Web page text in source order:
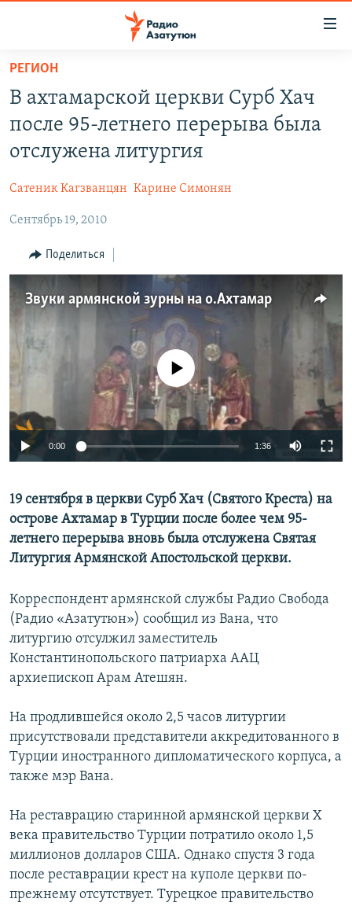
Перейти
основному
содержанию
основной
Перейти
поиску
ЭКОНОМИКА
РЕГИОН
НАГОРНЫЙ КАРАБАХ
КУЛЬТУРА
СПОРТ
АРХИВ
Հայերեն
English
Русский
РЕГИОН
В ахтамарской церкви Сурб Хач
после 95-летнего перерыва была
отслужена литургия
Сатеник Кагзванцян Карине Симонян
Сентябрь 19, 2010
Поделиться
Звуки армянской зурны на о.Ахтамар
No media source currently available
0:00 1:36
19 сентября в церкви Сурб Хач (Святого Креста) на
острове Ахтамар в Турции после более чем 95-
летнего перерыва вновь была отслужена Святая
Литургия Армянской Апостольской церкви.
Корреспондент армянской службы Радио Свобода
(Радио «Азатутюн») сообщил из Вана, что
литургию отсулжил заместитель
Константинопольского патриарха ААЦ
архиепископ Арам Атешян.
На продлившейся около 2,5 часов литургии
присутствовали представители аккредитованного в
Турции иностранного дипломатического корпуса, а
также мэр Вана.
На реставрацию старинной армянской церкви X
века правительство Турции потратило около 1,5
миллионов долларов США. Однако спустя 3 года
после реставрации крест на куполе церкви по-
прежнему отсутствует. Турецкое правительство